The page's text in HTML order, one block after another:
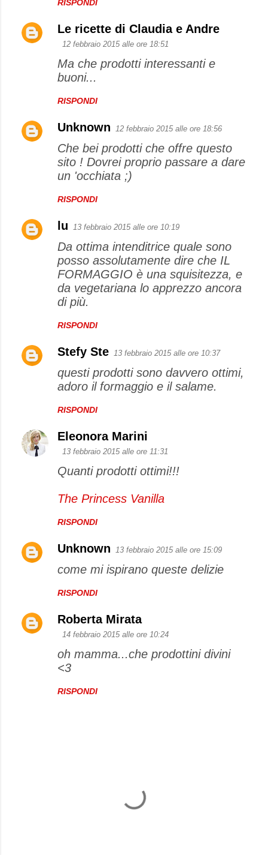
RISPONDI
Le ricette di Claudia e Andre
12 febbraio 2015 alle ore 18:51
Ma che prodotti interessanti e
buoni...
RISPONDI
Unknown 12 febbraio 2015 alle ore 18:56
Che bei prodotti che offre questo
sito ! Dovrei proprio passare a dare
un 'occhiata ;)
RISPONDI
lu 13 febbraio 2015 alle ore 10:19
Da ottima intenditrice quale sono
posso assolutamente dire che IL
FORMAGGIO è una squisitezza, e
da vegetariana lo apprezzo ancora
di più.
RISPONDI
Stefy Ste 13 febbraio 2015 alle ore 10:37
questi prodotti sono davvero ottimi,
adoro il formaggio e il salame.
RISPONDI
Eleonora Marini
13 febbraio 2015 alle ore 11:31
Quanti prodotti ottimi!!!
The Princess Vanilla
RISPONDI
Unknown 13 febbraio 2015 alle ore 15:09
come mi ispirano queste delizie
RISPONDI
Roberta Mirata
14 febbraio 2015 alle ore 10:24
oh mamma...che prodottini divini
<3
RISPONDI